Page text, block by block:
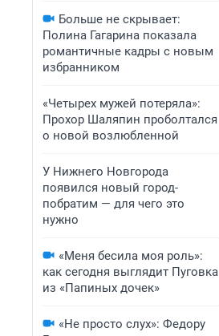
Больше не скрывает:
Полина Гагарина показала
романтичные кадры с новым
избранником
«Четырех мужей потеряла»:
Прохор Шаляпин проболтался
о новой возлюбленной
У Нижнего Новгорода
появился новый город-
побратим — для чего это
нужно
«Меня бесила моя роль»:
как сегодня выглядит Пуговка
из «Папиных дочек»
«Не просто слух»: Федору